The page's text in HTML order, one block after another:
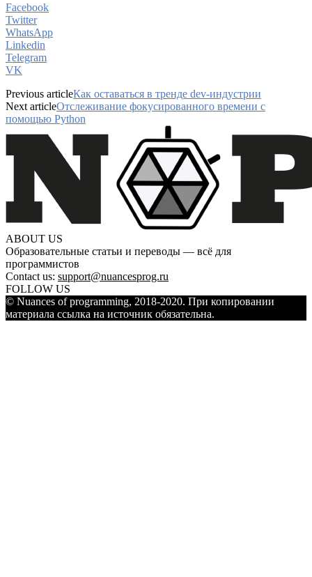
Facebook
Twitter
WhatsApp
Linkedin
Telegram
VK
Previous articleКак оставаться в тренде dev-индустрии
Next articleОтслеживание фокусированного времени с
помощью Python
ABOUT US
Образовательные статьи и переводы — всё для
программистов
Contact us: support@nuancesprog.ru
FOLLOW US
© Nuances of programming, 2018-2020. При копировании
материала ссылка на источник обязательна.